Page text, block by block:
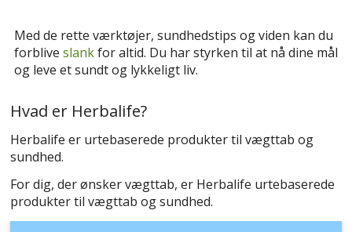
Med de rette værktøjer, sundhedstips og viden kan du
forblive slankfor altid. Du har styrken til at nå dine mål
og leve et sundt og lykkeligt liv.
Hvad er Herbalife?
Herbalife er urtebaserede produkter til vægttab og
sundhed.
For dig, der ønsker vægttab, er Herbalife urtebaserede
produkter til vægttab og sundhed.